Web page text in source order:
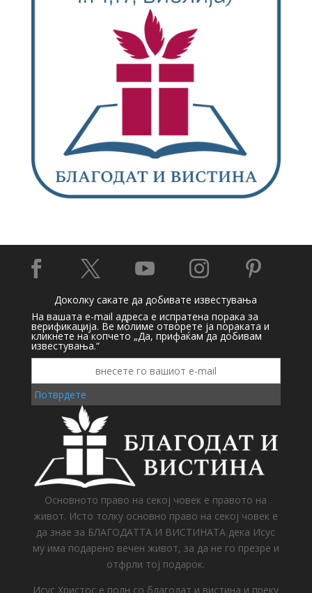
    
Доколку сакате да добивате известувања
На вашата e-mail адреса е испратена порака за
верификација. Ве молиме отворете ја пораката и
кликнете на копчето „Да, прифаќам да добивам
известувања.“
Потврдете
Основното право на секој човек е правото на
живот. Исто толку основно право на секој човек е
да знае за БЛАГОДАТТА И ВИСТИНАТА дека Исус
му има подарено вечен живот, за да не го презре и
отфрли тој подарок.
Исус Христос е полн со благодат и вистина и преку